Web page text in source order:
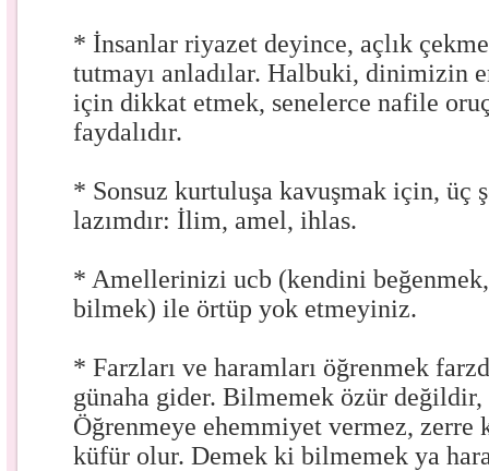
* İnsanlar riyazet deyince, açlık
tutmayı anladılar. Halbuki, dinimizin
için dikkat etmek, senelerce nafile
faydalıdır.
* Sonsuz kurtuluşa kavuşmak için, üç
lazımdır: İlim, amel, ihlas.
* Amellerinizi ucb (kendini
bilmek) ile örtüp yok etmeyiniz.
* Farzları ve haramları öğrenmek
günaha gider. Bilmemek özür
Öğrenmeye ehemmiyet vermez, zerre
küfür olur. Demek ki bilmemek ya